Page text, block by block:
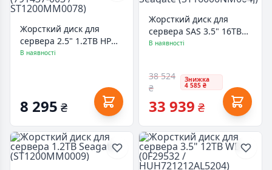
Жорсткий диск для
сервера 2.5" 1.2TB HP
(791437-003 /
В наявності
8 295 ₴
Жорсткий диск для
сервера SAS 3.5" 16TB
Seagate
В наявності
38 524
₴
Знижка
4 585 ₴
33 939 ₴